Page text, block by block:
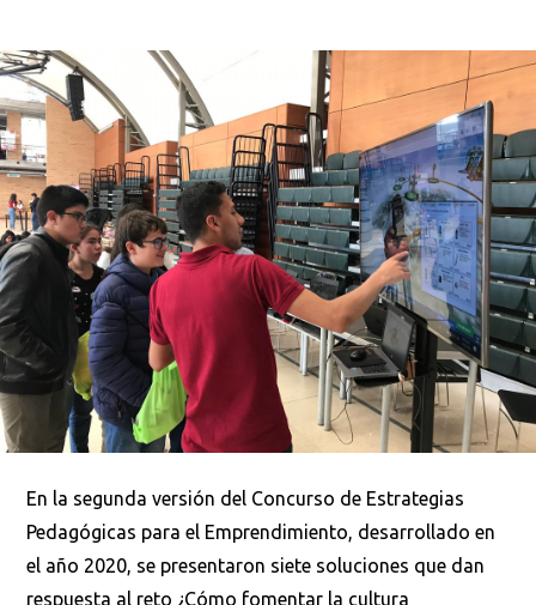
En la segunda versión del Concurso de Estrategias
Pedagógicas para el Emprendimiento, desarrollado en
el año 2020, se presentaron siete soluciones que dan
respuesta al reto ¿Cómo fomentar la cultura